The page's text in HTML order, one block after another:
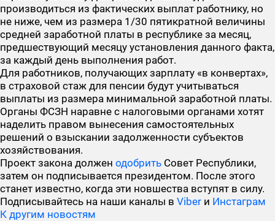
производиться из фактических выплат работнику, но
не ниже, чем из размера 1/30 пятикратной величины
средней заработной платы в республике за месяц,
предшествующий месяцу установления данного факта,
за каждый день выполнения работ.
Для работников, получающих зарплату «в конвертах»,
в страховой стаж для пенсии будут учитываться
выплаты из размера минимальной заработной платы.
Органы ФСЗН наравне с налоговыми органами хотят
наделить правом вынесения самостоятельных
решений о взыскании задолженности субъектов
хозяйствования.
Проект закона должен одобрить Совет Республики,
затем он подписывается президентом. После этого
станет известно, когда эти новшества вступят в силу.
Подписывайтесь на наши каналы в Viber и Инстаграм
К другим новостям